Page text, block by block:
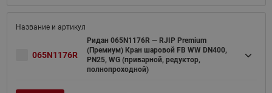
065N1176R
Ридан 065N1176R — RJIP Premium
(Премиум) Кран шаровой FB WW DN400,
PN25, WG (приварной, редуктор,
полнопроходной)